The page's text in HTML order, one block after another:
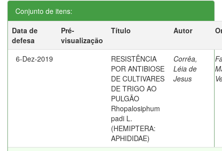
Conjunto de itens:
Data de
defesa
Pré-
visualização
Título Autor
6-Dez-2019
RESISTÊNCIA
POR ANTIBIOSE
DE CULTIVARES
DE TRIGO AO
PULGÃO
Rhopalosiphum
padi L.
(HEMIPTERA:
APHIDIDAE)
Corrêa,
Léia de
Jesus